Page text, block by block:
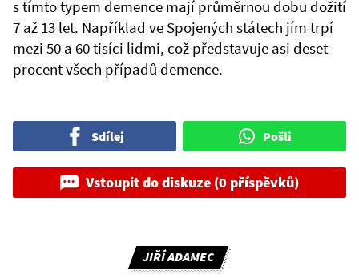
s tímto typem demence mají průměrnou dobu dožití
7 až 13 let. Například ve Spojených státech jím trpí
mezi 50 a 60 tisíci lidmi, což představuje asi deset
procent všech případů demence.
Sdílej Pošli
Vstoupit do diskuze (0 příspěvků)
JIŘÍ ADAMEC